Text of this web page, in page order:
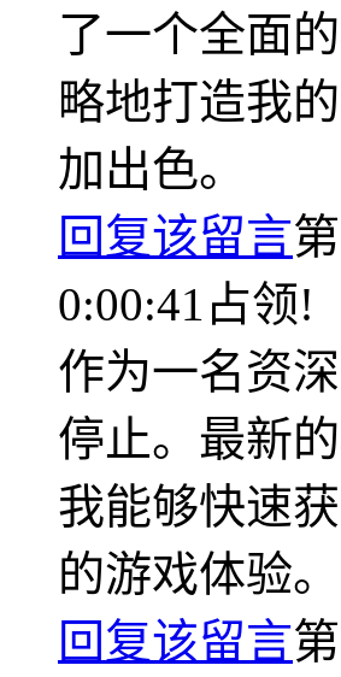
了一个全面
略地打造我
加出色。
回复该留言第
0:00:41占领!
作为一名资
停止。最新
我能够快速
的游戏体验。
回复该留言第